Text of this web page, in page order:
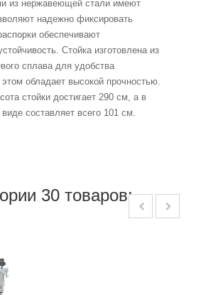
из нержавеющей стали имеют
надежно фиксировать
обеспечивают
Стойка изготовлена из
сплава для удобства
обладает высокой прочностью.
стойки достигает 290 см, а в
составляет всего 101 см.
30 товаров: